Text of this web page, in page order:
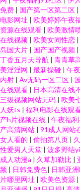
免费 | 国产第一区第二区 |
电影网址 | 欧美婷婷午夜
资源在线观看 | 欧美激情
在线视频 | 欧美女同性恋 |
岛国大片 | 国产国产视频 |
丁香五月天导航 | 青青草
美淫淫网 | 最新操碰 | 午
内射 | Av无码一区二区 |
在线观看 | 日本高清在线
三级视频网站无码 | 欧美
人妖ts | 福利电影在线观
产h片视频在线 | 午夜福
产高清网站 | 91成人网站
女人看的 | 偷拍第八页 |
性爱男人天堂 | 波多野结yi
成人动漫a | 久草加勒比 |
频 | 日韩免费色| 日韩亚
片哪里网址 | 欧美色资源 |